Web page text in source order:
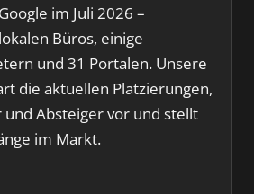
im Juli 2026 –
Büros, einige
und 31 Portalen. Unsere
die aktuellen Platzierungen,
Absteiger vor und stellt
im Markt.